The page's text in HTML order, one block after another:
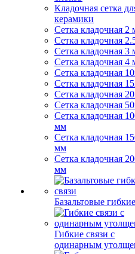
Кладочная сетка
керамики
Сетка кладочная 2
Сетка кладочная
Сетка кладочная 3
Сетка кладочная 4
Сетка кладочная
Сетка кладочная
Сетка кладочная
Сетка кладочная
Сетка кладочная
мм
Сетка кладочная
мм
Сетка кладочная
мм
Базальтовые
Гибкие связи с
одинарным